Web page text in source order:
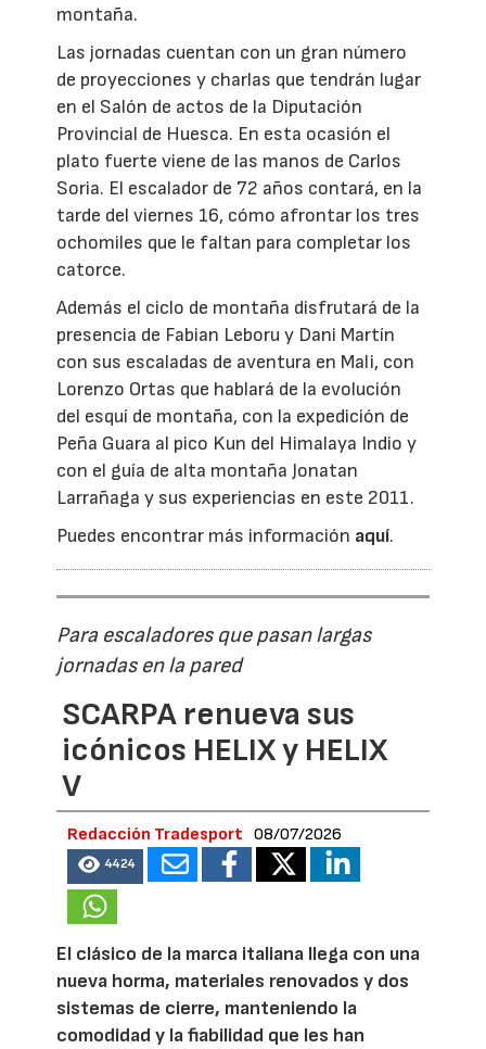
montaña.
Las jornadas cuentan con un gran número
de proyecciones y charlas que tendrán lugar
en el Salón de actos de la Diputación
Provincial de Huesca. En esta ocasión el
plato fuerte viene de las manos de Carlos
Soria. El escalador de 72 años contará, en la
tarde del viernes 16, cómo afrontar los tres
ochomiles que le faltan para completar los
catorce.
Además el ciclo de montaña disfrutará de la
presencia de Fabian Leboru y Dani Martín
con sus escaladas de aventura en Mali, con
Lorenzo Ortas que hablará de la evolución
del esquí de montaña, con la expedición de
Peña Guara al pico Kun del Himalaya Indio y
con el guía de alta montaña Jonatan
Larrañaga y sus experiencias en este 2011.
Puedes encontrar más información aquí.
Para escaladores que pasan largas
jornadas en la pared
SCARPA renueva sus
icónicos HELIX y HELIX
V
Redacción Tradesport 08/07/2026
4424
El clásico de la marca italiana llega con una
nueva horma, materiales renovados y dos
sistemas de cierre, manteniendo la
comodidad y la fiabilidad que les han